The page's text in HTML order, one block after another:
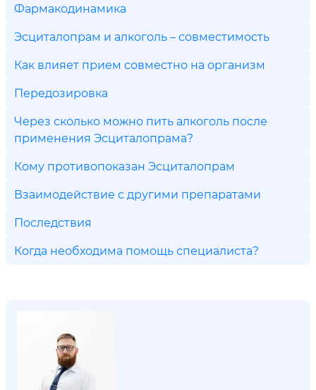
Фармакодинамика
Эсциталопрам и алкоголь – совместимость
Как влияет прием совместно на организм
Передозировка
Через сколько можно пить алкоголь после
применения Эсциталопрама?
Кому противопоказан Эсциталопрам
Взаимодействие с другими препаратами
Последствия
Когда необходима помощь специалиста?